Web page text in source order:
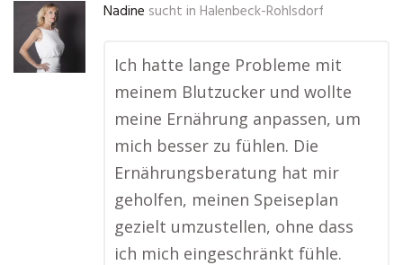
Nadine sucht in Halenbeck-Rohlsdorf
Ich hatte lange Probleme mit
meinem Blutzucker und wollte
meine Ernährung anpassen, um
mich besser zu fühlen. Die
Ernährungsberatung hat mir
geholfen, meinen Speiseplan
gezielt umzustellen, ohne dass
ich mich eingeschränkt fühle.